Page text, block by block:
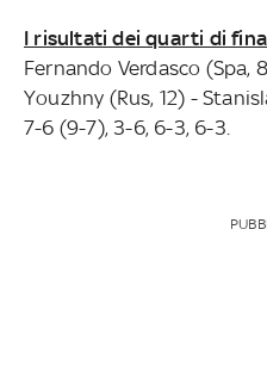
I risultati dei quarti di
Fernando Verdasco (Spa,
Youzhny (Rus, 12) -
7-6 (9-7), 3-6, 6-3, 6-3.